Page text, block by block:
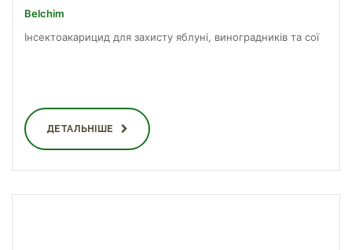
Belchim
Інсектоакарицид для захисту яблуні, виноградників та сої
ДЕТАЛЬНІШЕ